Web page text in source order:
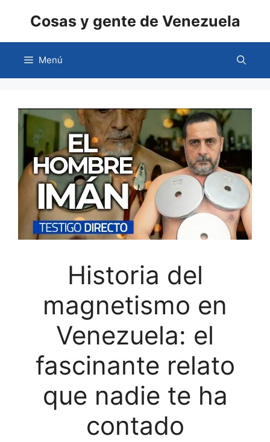
Cosas y gente de Venezuela
Menú
Historia del
magnetismo en
Venezuela: el
fascinante relato
que nadie te ha
contado